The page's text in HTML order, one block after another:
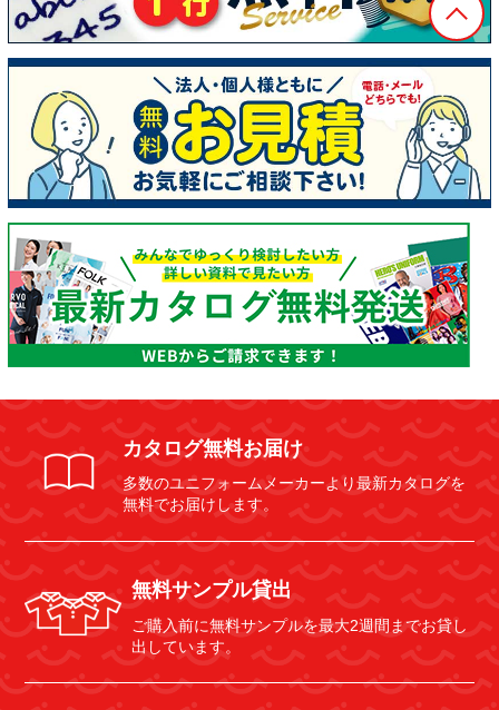
カタログ無料お届け
多数のユニフォームメーカーより最新カタログを
無料でお届けします。
無料サンプル貸出
ご購入前に無料サンプルを最大2週間までお貸し
出しています。